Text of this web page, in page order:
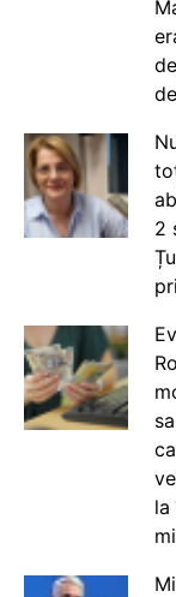
2
la